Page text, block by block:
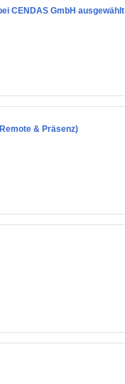
CENDAS GmbH ausgewählt
& Präsenz)